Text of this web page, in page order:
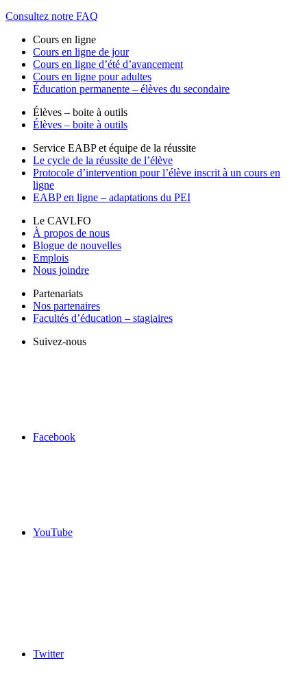
Consultez notre FAQ
Cours en ligne
Cours en ligne de jour
Cours en ligne d’été d’avancement
Cours en ligne pour adultes
Éducation permanente – élèves du secondaire
Élèves – boite à outils
Élèves – boite à outils
Service EABP et équipe de la réussite
Le cycle de la réussite de l’élève
Protocole d’intervention pour l’élève inscrit à un cours en
ligne
EABP en ligne – adaptations du PEI
Le CAVLFO
À propos de nous
Blogue de nouvelles
Emplois
Nous joindre
Partenariats
Nos partenaires
Facultés d’éducation – stagiaires
Suivez-nous
Facebook
YouTube
Twitter